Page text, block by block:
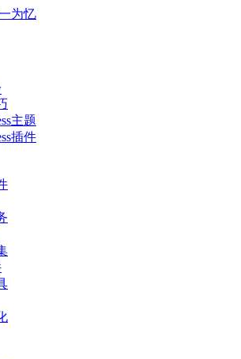
为忆
主题
插件